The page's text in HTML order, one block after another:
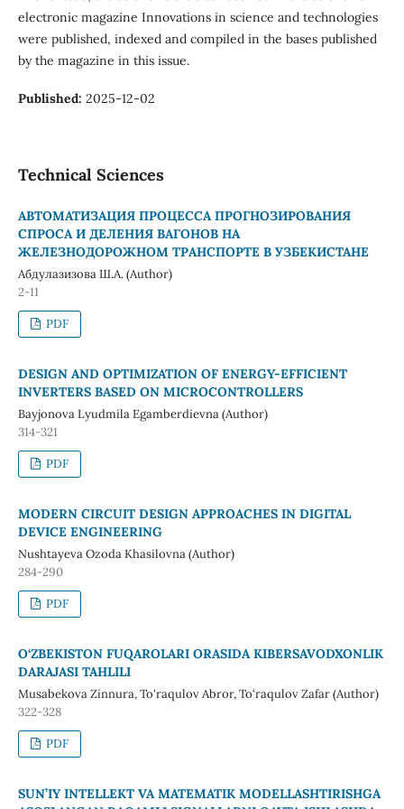
electronic magazine Innovations in science and technologies
were published, indexed and compiled in the bases published
by the magazine in this issue.
Published: 2025-12-02
Technical Sciences
АВТОМАТИЗАЦИЯ ПРОЦЕССА ПРОГНОЗИРОВАНИЯ
СПРОСА И ДЕЛЕНИЯ ВАГОНОВ НА
ЖЕЛЕЗНОДОРОЖНОМ ТРАНСПОРТЕ В УЗБЕКИСТАНЕ
Абдулазизова Ш.А. (Author)
2-11
PDF
DESIGN AND OPTIMIZATION OF ENERGY-EFFICIENT
INVERTERS BASED ON MICROCONTROLLERS
Bayjonova Lyudmila Egamberdievna (Author)
314-321
PDF
MODERN CIRCUIT DESIGN APPROACHES IN DIGITAL
DEVICE ENGINEERING
Nushtayeva Ozoda Khasilovna (Author)
284-290
PDF
O‘ZBEKISTON FUQAROLARI ORASIDA KIBERSAVODXONLIK
DARAJASI TAHLILI
Musabekova Zinnura, To'raqulov Abror, To‘raqulov Zafar (Author)
322-328
PDF
SUN’IY INTELLEKT VA MATEMATIK MODELLASHTIRISHGA